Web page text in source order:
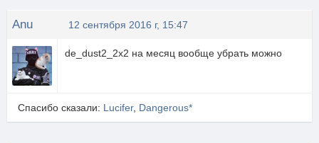
Anu 12 сентября 2016 г, 15:47
de_dust2_2x2 на месяц вообще убрать можно
Спасибо сказали: Lucifer, Dangerous*